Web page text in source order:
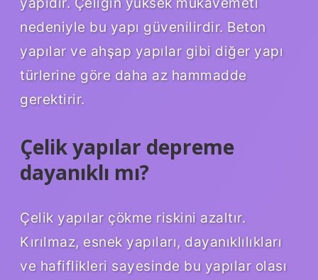
nedeniyle bu yapı güvenilirdir. Beton
yapılar ve ahşap yapılar gibi diğer yapı
türlerine göre daha az hammadde
gerektirir.
Çelik yapılar depreme
dayanıklı mı?
Çelik yapılar çökme riskini azaltır.
Kırılmaz, esnek yapıları, dayanıklılıkları
ve hafiflikleri sayesinde bu yapılar olası